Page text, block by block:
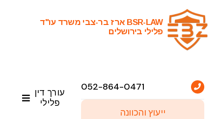
content
BSR-LAW ארז בר-צבי משרד עו"ד
פלילי בירושלים
עורך דין
פלילי
052-864-0471
ייעוץ והכוונה